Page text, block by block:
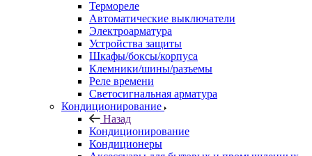
Термореле
Автоматические выключатели
Электроарматура
Устройства защиты
Шкафы/боксы/корпуса
Клемники/шины/разъемы
Реле времени
Светосигнальная арматура
Кондиционирование
Назад
Кондиционирование
Кондиционеры